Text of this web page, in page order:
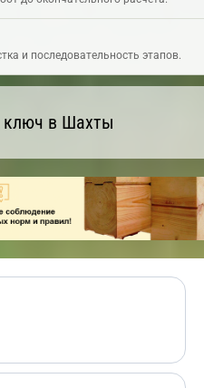
и последовательность этапов.
в Шахты